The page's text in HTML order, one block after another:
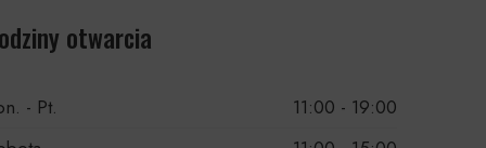
otwarcia
- Pt.
11:00 - 19:00